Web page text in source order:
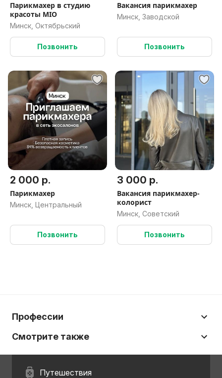
Парикмахер в студию
красоты MIO
Минск, Октябрьский
Позвонить
Вакансия парикмахер
Минск, Заводской
Позвонить
2 000 р.
Парикмахер
Минск, Центральный
Позвонить
3 000 р.
Вакансия парикмахер-
колорист
Минск, Советский
Позвонить
Профессии
Смотрите также
Путешествия